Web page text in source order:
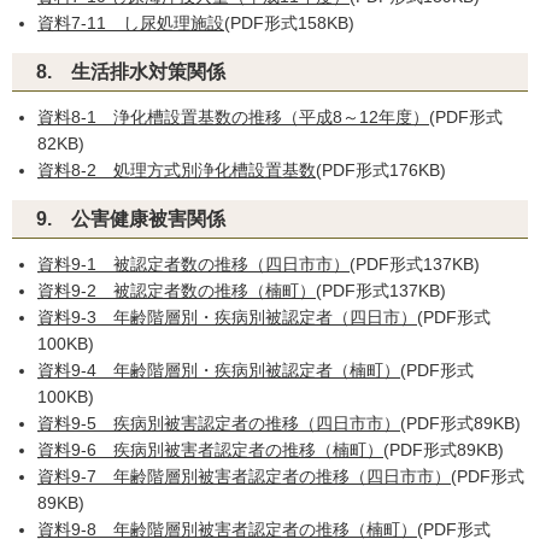
資料7-11 し尿処理施設(PDF形式158KB)
8. 生活排水対策関係
資料8-1 浄化槽設置基数の推移（平成8～12年度） (PDF形式
82KB)
資料8-2 処理方式別浄化槽設置基数(PDF形式176KB)
9. 公害健康被害関係
資料9-1 被認定者数の推移（四日市市） (PDF形式137KB)
資料9-2 被認定者数の推移（楠町） (PDF形式137KB)
資料9-3 年齢階層別・疾病別被認定者（四日市） (PDF形式
100KB)
資料9-4 年齢階層別・疾病別被認定者（楠町） (PDF形式
100KB)
資料9-5 疾病別被害認定者の推移（四日市市） (PDF形式89KB)
資料9-6 疾病別被害者認定者の推移（楠町） (PDF形式89KB)
資料9-7 年齢階層別被害者認定者の推移（四日市市） (PDF形式
89KB)
資料9-8 年齢階層別被害者認定者の推移（楠町） (PDF形式